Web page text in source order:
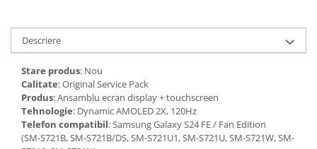
Descriere
Stare produs: Nou
Calitate: Original Service Pack
Produs: Ansamblu ecran display + touchscreen
Tehnologie: Dynamic AMOLED 2X, 120Hz
Telefon compatibil: Samsung Galaxy S24 FE / Fan Edition
(SM-S721B, SM-S721B/DS, SM-S721U1, SM-S721U, SM-S721W, SM-